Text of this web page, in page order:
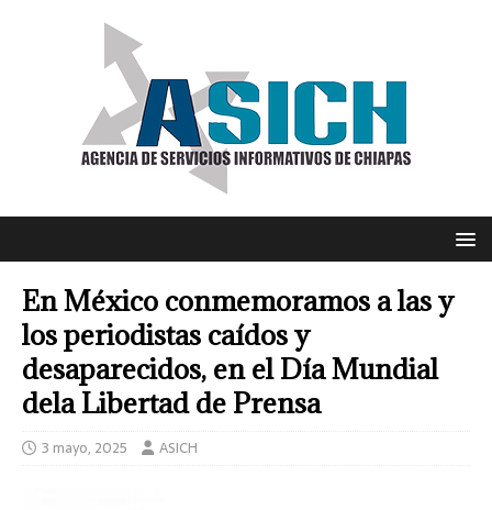
En México conmemoramos a las y
los periodistas caídos y
desaparecidos, en el Día Mundial
dela Libertad de Prensa
3 mayo, 2025 ASICH